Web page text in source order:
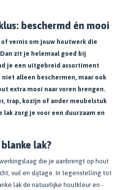
beschermd én mooi
vernis om jouw houtwerk die
zit je helemaal goed bij
je een uitgebreid assortiment
alleen beschermen, maar ook
extra mooi naar voren brengen.
trap, kozijn of ander meubelstuk
zorg je voor een duurzaam en
lak?
die je aanbrengt op hout
vuil en slijtage. In tegenstelling tot
lak de natuurlijke houtkleur en -